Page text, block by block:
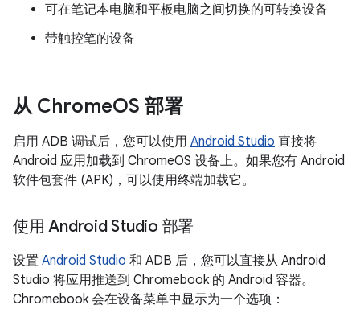
可在笔记本电脑和平板电脑之间切换的可转换设备
带触控笔的设备
从 ChromeOS 部署
启用 ADB 调试后，您可以使用 Android Studio 直接将
Android 应用加载到 ChromeOS 设备上。如果您有 Android
软件包套件 (APK)，可以使用终端加载它。
使用 Android Studio 部署
设置 Android Studio 和 ADB 后，您可以直接从 Android
Studio 将应用推送到 Chromebook 的 Android 容器。
Chromebook 会在设备菜单中显示为一个选项：